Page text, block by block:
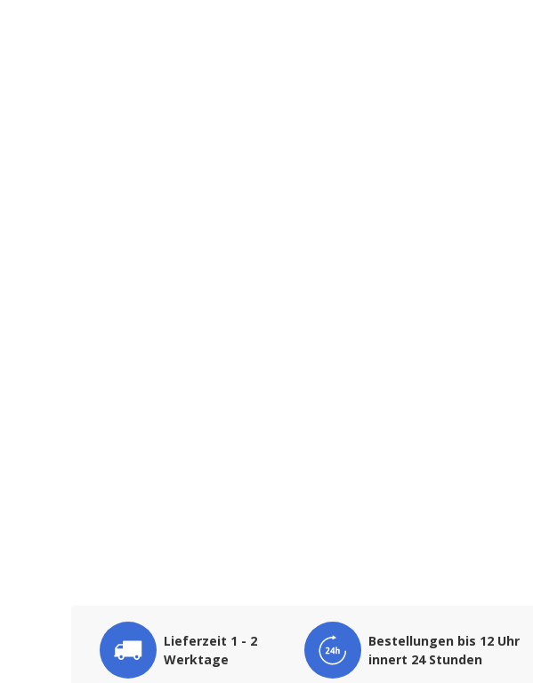
Lieferzeit 1 - 2
Werktage
Bestellungen bis 12 Uhr
innert 24 Stunden